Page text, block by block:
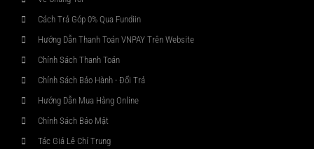
Cách Trả Góp 0% Qua Fundiin
Hướng Dẫn Thanh Toán VNPAY Trên Website
Chính Sách Thanh Toán
Chính Sách Bảo Hành - Đổi Trả
Hướng Dẫn Mua Hàng Online
Chính Sách Bảo Mật
Tác Giả Lê Chí Trung